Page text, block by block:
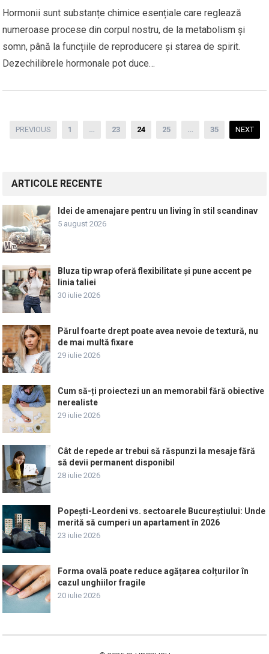
Hormonii sunt substanțe chimice esențiale care reglează
numeroase procese din corpul nostru, de la metabolism și
somn, până la funcțiile de reproducere și starea de spirit.
Dezechilibrele hormonale pot duce…
Paginație
PREVIOUS 1 … 23 24 25 … 35 NEXT
ARTICOLE RECENTE
Idei de amenajare pentru un living în stil scandinav
5 august 2026
Bluza tip wrap oferă flexibilitate și pune accent pe
linia taliei
30 iulie 2026
Părul foarte drept poate avea nevoie de textură, nu
de mai multă fixare
29 iulie 2026
Cum să-ți proiectezi un an memorabil fără obiective
nerealiste
29 iulie 2026
Cât de repede ar trebui să răspunzi la mesaje fără
să devii permanent disponibil
28 iulie 2026
Popești-Leordeni vs. sectoarele Bucureștiului: Unde
merită să cumperi un apartament în 2026
23 iulie 2026
Forma ovală poate reduce agățarea colțurilor în
cazul unghiilor fragile
20 iulie 2026